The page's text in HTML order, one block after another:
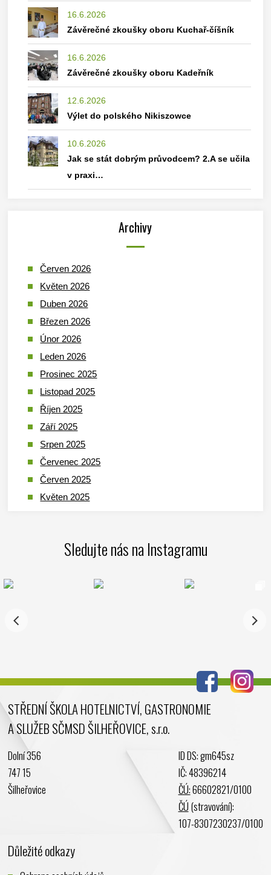
16.6.2026
Závěrečné zkoušky oboru Kuchař-číšník
16.6.2026
Závěrečné zkoušky oboru Kadeřník
12.6.2026
Výlet do polského Nikiszowce
10.6.2026
Jak se stát dobrým průvodcem? 2.A se učila
v praxi…
Archivy
Červen 2026
Květen 2026
Duben 2026
Březen 2026
Únor 2026
Leden 2026
Prosinec 2025
Listopad 2025
Říjen 2025
Září 2025
Srpen 2025
Červenec 2025
Červen 2025
Květen 2025
Leden 2025
Listopad 2024
Duben 2024
Březen 2024
Leden 2024
Listopad 2023
Srpen 2023
Sledujte nás na Instagramu
STŘEDNÍ ŠKOLA HOTELNICTVÍ, GASTRONOMIE
A SLUŽEB SČMSD ŠILHEŘOVICE, s.r.o.
Dolní 356
747 15
Šilheřovice
ID DS: gm645sz
IČ: 48396214
ČÚ:66602821/0100
ČÚ (stravování):
107-8307230237/0100
Důležité odkazy